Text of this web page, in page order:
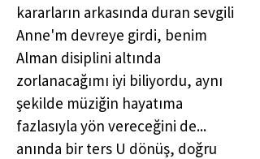
kararların arkasında duran sevgili
Anne'm devreye girdi, benim
Alman disiplini altında
zorlanacağımı iyi biliyordu, aynı
şekilde müziğin hayatıma
fazlasıyla yön vereceğini de...
anında bir ters U dönüş, doğru